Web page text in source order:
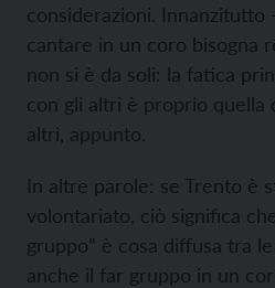
considerazioni. Innanzitutto
cantare in un coro bisogna
non si è da soli: la fatica
con gli altri è proprio quella
altri, appunto.
In altre parole: se Trento è
volontariato, ciò significa
gruppo” è cosa diffusa tra
anche il far gruppo in un